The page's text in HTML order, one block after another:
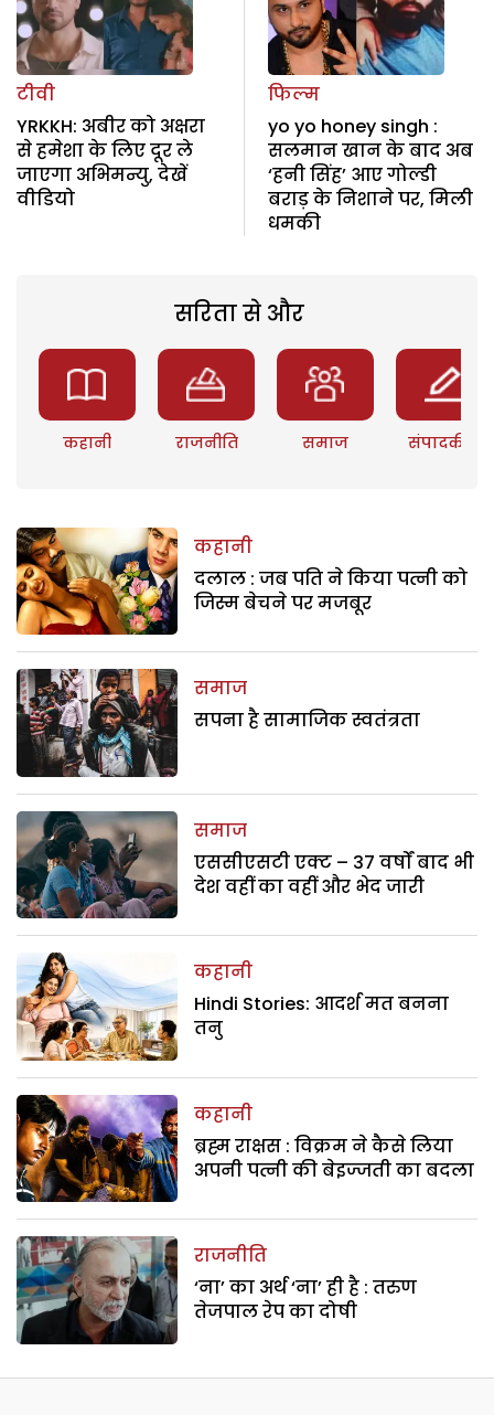
टीवी
YRKKH: अबीर को अक्षरा
से हमेशा के लिए दूर ले
जाएगा अभिमन्यु, देखें
वीडियो
फिल्म
yo yo honey singh :
सलमान खान के बाद अब
‘हनी सिंह’ आए गोल्डी
बराड़ के निशाने पर, मिली
धमकी
सरिता से और
कहानी राजनीति समाज संपादकीय
कहानी
दलाल : जब पति ने किया पत्नी को
जिस्म बेचने पर मजबूर
समाज
सपना है सामाजिक स्वतंत्रता
समाज
एससीएसटी एक्ट – 37 वर्षों बाद भी
देश वहीं का वहीं और भेद जारी
कहानी
Hindi Stories: आदर्श मत बनना
तनु
कहानी
ब्रह्म राक्षस : विक्रम ने कैसे लिया
अपनी पत्नी की बेइज्जती का बदला
राजनीति
‘ना’ का अर्थ ‘ना’ ही है : तरुण
तेजपाल रेप का दोषी